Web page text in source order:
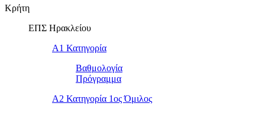
Κρήτη
ΕΠΣ Ηρακλείου
Α1 Κατηγορία
Βαθμολογία
Πρόγραμμα
Α2 Κατηγορία 1ος Όμιλος